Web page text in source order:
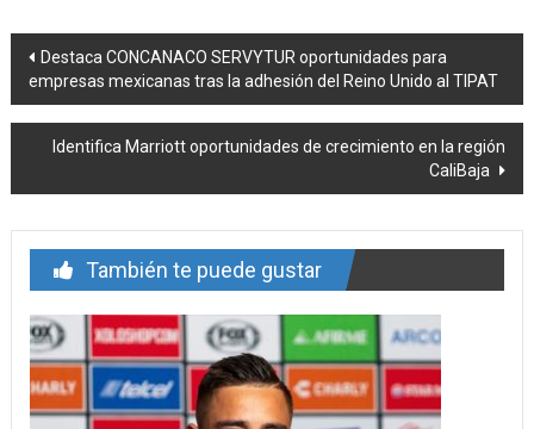
Navegación
de
entrada
Destaca CONCANACO SERVYTUR oportunidades para
empresas mexicanas tras la adhesión del Reino Unido al TIPAT
Identifica Marriott oportunidades de crecimiento en la región
CaliBaja
También te puede gustar